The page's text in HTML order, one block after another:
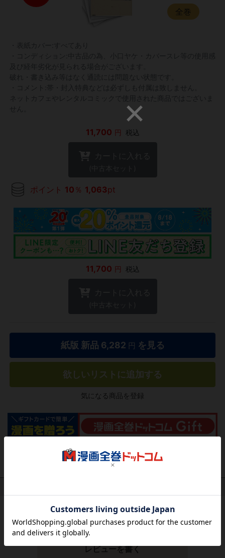
全巻
11,700 円 税込
ポイント 10 ％ 1,063pt
11,700 円 税込
紙版 新品 6,282 円 を見る
欲しいリストに追加する
気になる商品を登録
この作品にはまだレビューがありません。 今後読まれる
方のために感想を共有してもらえませんか？
レビューを書く